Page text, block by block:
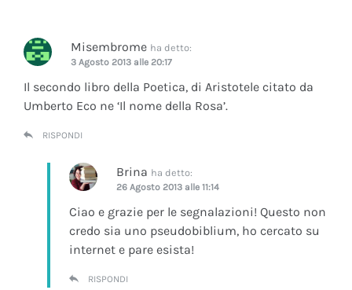
Misembrome ha detto:
3 Agosto 2013 alle 20:17
Il secondo libro della Poetica, di Aristotele citato da
Umberto Eco ne ‘Il nome della Rosa’.
RISPONDI
Brina ha detto:
26 Agosto 2013 alle 11:14
Ciao e grazie per le segnalazioni! Questo non
credo sia uno pseudobiblium, ho cercato su
internet e pare esista!
RISPONDI